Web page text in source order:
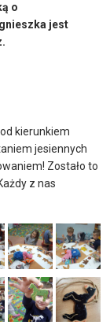
o
jest
kierunkiem
jesiennych
Zostało to
z nas